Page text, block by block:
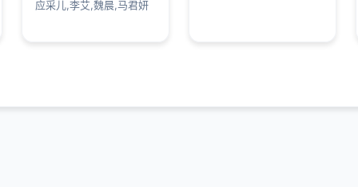
应采儿,李艾,魏晨,马君妍